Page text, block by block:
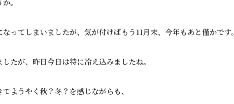
。
ってしまいましたが、気が付けばもう11月末、今年もあと僅かです。
たが、昨日今日は特に冷え込みましたね。
ようやく秋？冬？を感じながらも、